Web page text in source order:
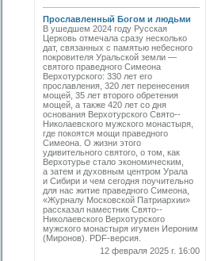
Прославленный Богом и людьми
В ушедшем 2024 году Русская
Церковь отмечала сразу несколько
дат, связанных с памятью небесного
покровителя Уральской земли —
святого праведного ­Симеона
Верхотурского: 330 лет его
прославления, 320 лет перенесения
мощей, 35 лет второго обретения
мощей, а также 420 лет со дня
основания Верхотурского Свято-­
Николаевского мужского монастыря,
где покоятся мощи праведного
Симеона. О жизни этого
удивительного святого, о том, как
Верхотурье стало экономическим,
а затем и духовным центром Урала
и Сибири и чем сегодня поучительно
для нас житие праведного Симеона,
«Журналу Московской Патриархии»
рассказал наместник Свято-­
Николаевского Верхотурского
мужского монастыря игумен Иероним
(Миронов). PDF-версия.
12 февраля 2025 г. 16:00